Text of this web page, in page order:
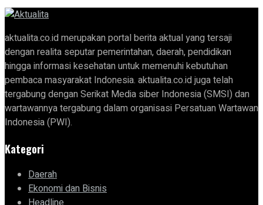
aktualita.co.id merupakan portal berita aktual yang tersaji
dengan realita seputar pemerintahan, daerah, pendidikan
hingga informasi kesehatan untuk memenuhi kebutuhan
pembaca masyarakat Indonesia. aktualita.co.id juga telah
tergabung dengan Serikat Media siber Indonesia (SMSI) dan
wartawannya tergabung dalam organisasi Persatuan Wartawan
Indonesia (PWI).
Kategori
Daerah
Ekonomi dan Bisnis